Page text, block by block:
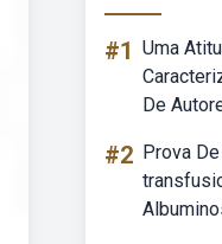
#1 Uma
De
#2 Prova